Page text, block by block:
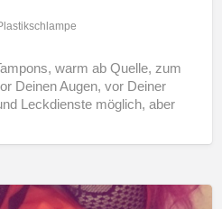
warm ab Quelle, zum
Deinen Augen, vor Deiner
Leckdienste möglich, aber